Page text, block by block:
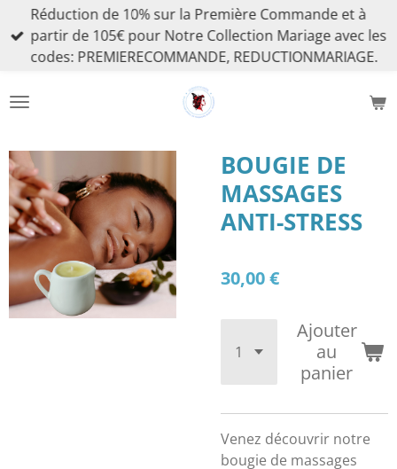
Passer
au
contenu
Réduction de 10% sur la Première Commande et à
partir de 105€ pour Notre Collection Mariage avec les
codes: PREMIERECOMMANDE, REDUCTIONMARIAGE.
BOUGIE DE
MASSAGES
ANTI-STRESS
30,00 €
Ajouter
au
panier
Venez découvrir notre
bougie de massages